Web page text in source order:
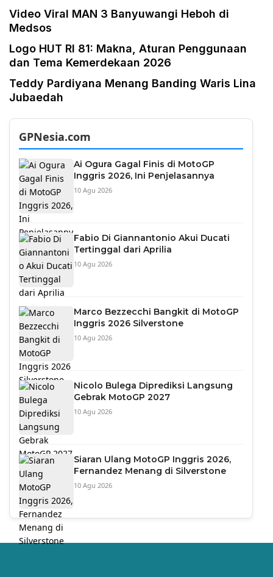
Video Viral MAN 3 Banyuwangi Heboh di
Medsos
Logo HUT RI 81: Makna, Aturan Penggunaan
dan Tema Kemerdekaan 2026
Teddy Pardiyana Menang Banding Waris Lina
Jubaedah
GPNesia.com
Ai Ogura Gagal Finis di MotoGP
Inggris 2026, Ini Penjelasannya
10 Agu 2026
Fabio Di Giannantonio Akui Ducati
Tertinggal dari Aprilia
10 Agu 2026
Marco Bezzecchi Bangkit di MotoGP
Inggris 2026 Silverstone
10 Agu 2026
Nicolo Bulega Diprediksi Langsung
Gebrak MotoGP 2027
10 Agu 2026
Siaran Ulang MotoGP Inggris 2026,
Fernandez Menang di Silverstone
10 Agu 2026